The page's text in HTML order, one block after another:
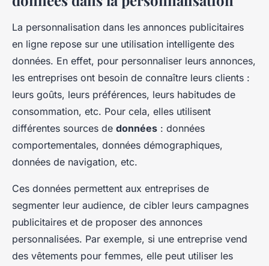
La personnalisation dans les annonces publicitaires
en ligne repose sur une utilisation intelligente des
données. En effet, pour personnaliser leurs annonces,
les entreprises ont besoin de connaître leurs clients :
leurs goûts, leurs préférences, leurs habitudes de
consommation, etc. Pour cela, elles utilisent
différentes sources de données : données
comportementales, données démographiques,
données de navigation, etc.
Ces données permettent aux entreprises de
segmenter leur audience, de cibler leurs campagnes
publicitaires et de proposer des annonces
personnalisées. Par exemple, si une entreprise vend
des vêtements pour femmes, elle peut utiliser les